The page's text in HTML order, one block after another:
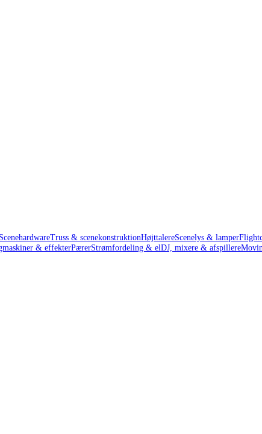
ScenehardwareTruss & scenekonstruktionHøjttalereScenelys & lamper
& effekterPærerStrømfordeling & elDJ, mixere & afspillere